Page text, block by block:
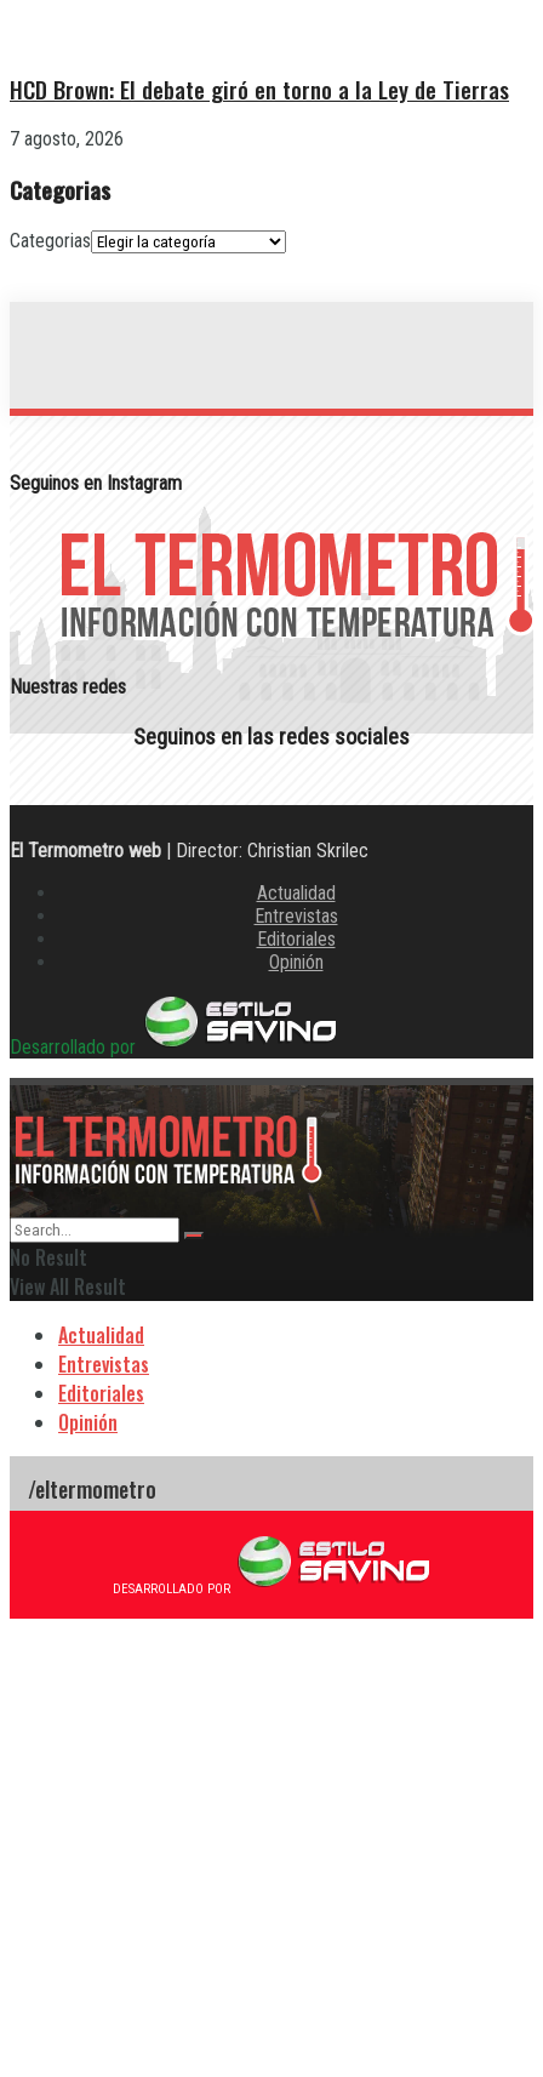
HCD Brown: El debate giró en torno a la Ley de Tierras
7 agosto, 2026
Categorias
Categorias
Seguinos en Instagram
Nuestras redes
Seguinos en las redes sociales
El Termometro web | Director: Christian Skrilec
Actualidad
Entrevistas
Editoriales
Opinión
Desarrollado por
No Result
View All Result
Actualidad
Entrevistas
Editoriales
Opinión
DESARROLLADO POR